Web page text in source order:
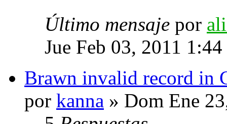
Último mensaje por
Jue Feb 03, 2011 1:44
Brawn invalid record in
por kanna » Dom Ene